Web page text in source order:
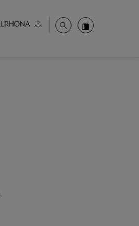
Mein konto SucheValrhona